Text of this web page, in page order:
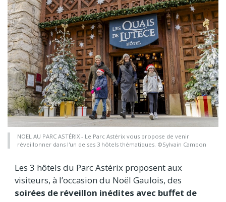
NOËL AU PARC ASTÉRIX - Le Parc Astérix vous propose de venir
réveillonner dans l'un de ses 3 hôtels thématiques. ©Sylvain Cambon
Les 3 hôtels du Parc Astérix proposent aux
visiteurs, à l’occasion du Noël Gaulois, des
soirées de réveillon inédites avec buffet de